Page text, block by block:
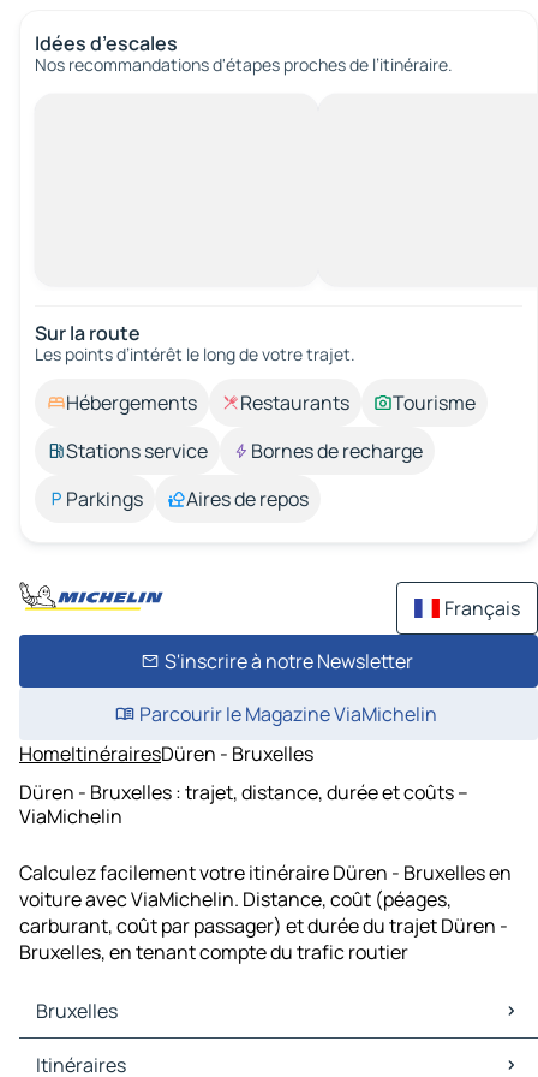
Idées d’escales
Nos recommandations d'étapes proches de l’itinéraire.
Sur la route
Les points d’intérêt le long de votre trajet.
Hébergements Restaurants
Tourisme
Stations service
Bornes de recharge
Parkings
Aires de repos
Français
S'inscrire à notre Newsletter
Parcourir le Magazine ViaMichelin
HomeItinérairesDüren - Bruxelles
Düren - Bruxelles : trajet, distance, durée et coûts –
ViaMichelin
Calculez facilement votre itinéraire Düren - Bruxelles en
voiture avec ViaMichelin. Distance, coût (péages,
carburant, coût par passager) et durée du trajet Düren -
Bruxelles, en tenant compte du trafic routier
Bruxelles
Bruxelles Cartes et plans
Itinéraires